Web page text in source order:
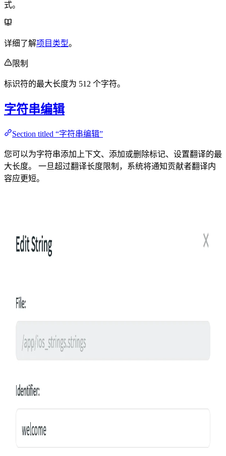
式。
详细了解项目类型。
限制
标识符的最大长度为 512 个字符。
字符串编辑
Section titled “字符串编辑”
您可以为字符串添加上下文、添加或删除标记、设置翻译的最
大长度。 一旦超过翻译长度限制，系统将通知贡献者翻译内
容应更短。